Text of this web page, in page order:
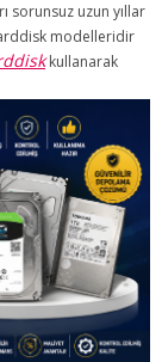
sorunsuz uzun yıllar
modelleridir
kullanarak